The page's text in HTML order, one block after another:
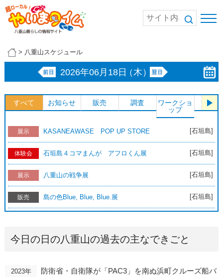
> 八重山スケジュール
2026年06月18日（木）
すべて お知らせ 販売 調査
ワークショ
ップ
体験
展示 KASANEAWASE POP UP STORE [石垣島]
体験会 石垣島４コマまんが アフロくん展 [石垣島]
展示 八重山の戦争展 [石垣島]
販売 島の色Blue, Blue, Blue.展 [石垣島]
今日の日の八重山の過去の主なできごと
2023年
防衛省・自衛隊が「PAC3」を南ぬ浜町クルーズ船バ